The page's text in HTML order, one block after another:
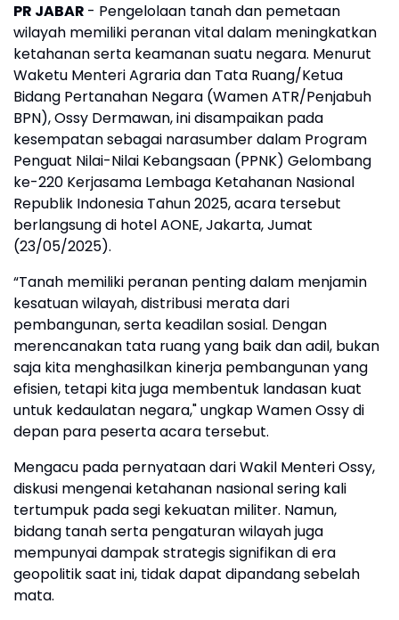
PR JABAR - Pengelolaan tanah dan pemetaan
wilayah memiliki peranan vital dalam meningkatkan
ketahanan serta keamanan suatu negara. Menurut
Waketu Menteri Agraria dan Tata Ruang/Ketua
Bidang Pertanahan Negara (Wamen ATR/Penjabuh
BPN), Ossy Dermawan, ini disampaikan pada
kesempatan sebagai narasumber dalam Program
Penguat Nilai-Nilai Kebangsaan (PPNK) Gelombang
ke-220 Kerjasama Lembaga Ketahanan Nasional
Republik Indonesia Tahun 2025, acara tersebut
berlangsung di hotel AONE, Jakarta, Jumat
(23/05/2025).
“Tanah memiliki peranan penting dalam menjamin
kesatuan wilayah, distribusi merata dari
pembangunan, serta keadilan sosial. Dengan
merencanakan tata ruang yang baik dan adil, bukan
saja kita menghasilkan kinerja pembangunan yang
efisien, tetapi kita juga membentuk landasan kuat
untuk kedaulatan negara," ungkap Wamen Ossy di
depan para peserta acara tersebut.
Mengacu pada pernyataan dari Wakil Menteri Ossy,
diskusi mengenai ketahanan nasional sering kali
tertumpuk pada segi kekuatan militer. Namun,
bidang tanah serta pengaturan wilayah juga
mempunyai dampak strategis signifikan di era
geopolitik saat ini, tidak dapat dipandang sebelah
mata.